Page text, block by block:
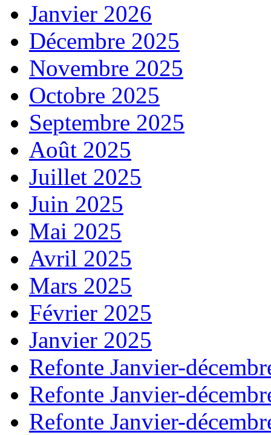
Janvier 2026
Décembre 2025
Novembre 2025
Octobre 2025
Septembre 2025
Août 2025
Juillet 2025
Juin 2025
Mai 2025
Avril 2025
Mars 2025
Février 2025
Janvier 2025
Refonte Janvier-
Refonte Janvier-
Refonte Janvier-